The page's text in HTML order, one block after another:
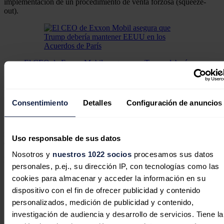
Consentimiento Detalles Configuración de anuncios
Uso responsable de sus datos
Nosotros y nuestros 1022 sociosprocesamos sus datos
personales, p.ej., su dirección IP, con tecnologías como las
cookies para almacenar y acceder la información en su
dispositivo con el fin de ofrecer publicidad y contenido
personalizados, medición de publicidad y contenido,
investigación de audiencia y desarrollo de servicios. Tiene la
out).
El CEO de Exxon Mobil asegura que Trump debería
esfuerzos globales para detener los peores efectos del
cambio climático.
nuestra presencia transatlántica", declaró
consejero delegado de North Atlantic,
Noticias relacionadas
Los Entrecanales Franco venden un